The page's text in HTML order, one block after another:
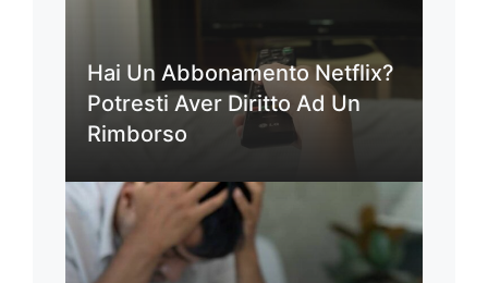
Hai Un Abbonamento Netflix?
Potresti Aver Diritto Ad Un
Rimborso